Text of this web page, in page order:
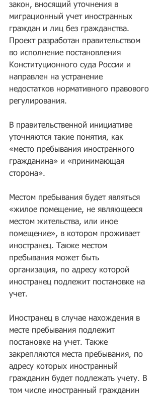
закон, вносящий уточнения в
миграционный учет иностранных
граждан и лиц без гражданства.
Проект разработан правительством
во исполнение постановления
Конституционного суда России и
направлен на устранение
недостатков нормативного правового
регулирования.
В правительственной инициативе
уточняются такие понятия, как
«место пребывания иностранного
гражданина» и «принимающая
сторона».
Местом пребывания будет являться
«жилое помещение, не являющееся
местом жительства, или иное
помещение», в котором проживает
иностранец. Также местом
пребывания может быть
организация, по адресу которой
иностранец подлежит постановке на
учет.
Иностранец в случае нахождения в
месте пребывания подлежит
постановке на учет. Также
закрепляются места пребывания, по
адресу которых иностранный
гражданин будет подлежать учету. В
том числе иностранный гражданин